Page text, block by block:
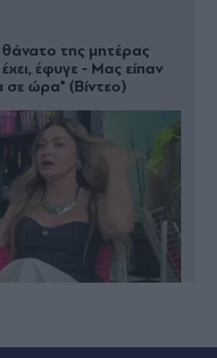
της μητέρας
έφυγε - Μας είπαν
σε ώρα" (Βίντεο)